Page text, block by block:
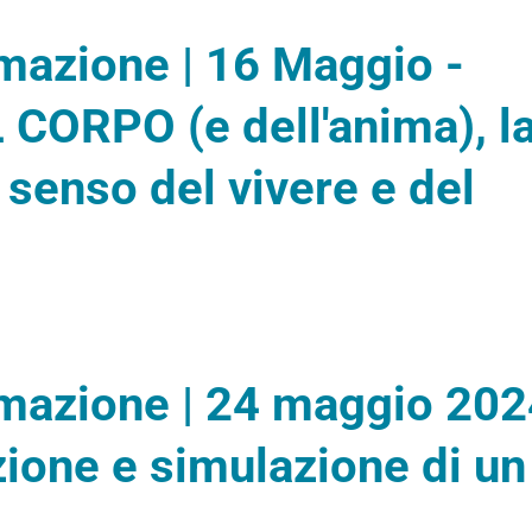
| 16 Maggio -
CORPO (e dell'anima),
del vivere e del
| 24 maggio
e simulazione di un